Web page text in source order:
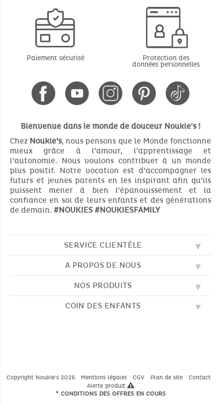
Paiement sécurisé Protection des
données personnelles
Bienvenue dans le monde de douceur Noukie's !
Chez Noukie’s, nous pensons que le Monde fonctionne
mieux grâce à l’amour, l’apprentissage et
l’autonomie. Nous voulons contribuer à un monde
plus positif. Notre vocation est d’accompagner les
futurs et jeunes parents en les inspirant afin qu’ils
puissent mener à bien l’épanouissement et la
confiance en soi de leurs enfants et des générations
de demain. #NOUKIES #NOUKIESFAMILY
SERVICE CLIENTÈLE
QUESTIONS FRÉQUENTES (FAQ)
CONTACTEZ-NOUS
CGV
A PROPOS DE NOUS
NOS VALEURS
NOTRE HISTOIRE
NOS PRODUITS
BRODERIE
COIN DES ENFANTS
Copyright Noukie's 2026 Mentions légales CGV Plan de site
Contact
Alerte produit
* CONDITIONS DES OFFRES EN COURS